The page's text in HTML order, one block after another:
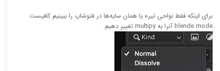
برای اینکه فقط نواحی تیره یا همان سایه‌ها در فتوشاپ را ببینیم کافیست
blende mode آنرا به multipy تغییر دهیم.